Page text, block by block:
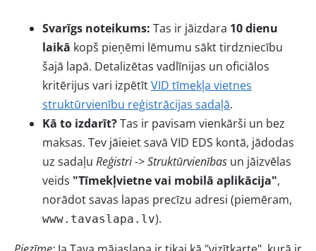
Svarīgs noteikums: Tas ir jāizdara 10 dienu
laikā kopš pieņēmi lēmumu sākt tirdzniecību
šajā lapā. Detalizētas vadlīnijas un oficiālos
kritērijus vari izpētītVID tīmekļa vietnes
struktūrvienību reģistrācijas sadaļā.
Kā to izdarīt?Tas ir pavisam vienkārši un bez
maksas. Tev jāieiet savā VID EDS kontā, jādodas
uz sadaļu Reģistri -> Struktūrvienības un jāizvēlas
veids "Tīmekļvietne vai mobilā aplikācija",
norādot savas lapas precīzu adresi (piemēram,
www.tavaslapa.lv).